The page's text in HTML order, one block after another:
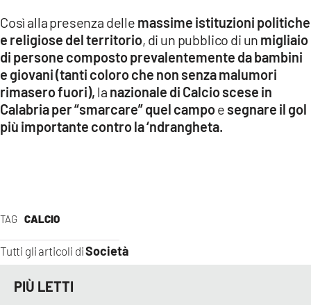
TAG CALCIO
Tutti gli articoli diSocietà
Così alla presenza delle massime istituzioni politiche
e religiose del territorio, di un pubblico di un migliaio
di persone composto prevalentemente da bambini
e giovani (tanti coloro che non senza malumori
rimasero fuori), la nazionale di Calcio scese in
Calabria per “smarcare” quel campoe segnare il gol
più importante contro la ‘ndrangheta.
PIÙ LETTI